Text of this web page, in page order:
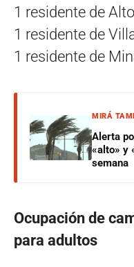
1 residente de
1 residente de
1 residente de
MIRÁ
Alerta
«alto» y
semana
Ocupación de
para adultos